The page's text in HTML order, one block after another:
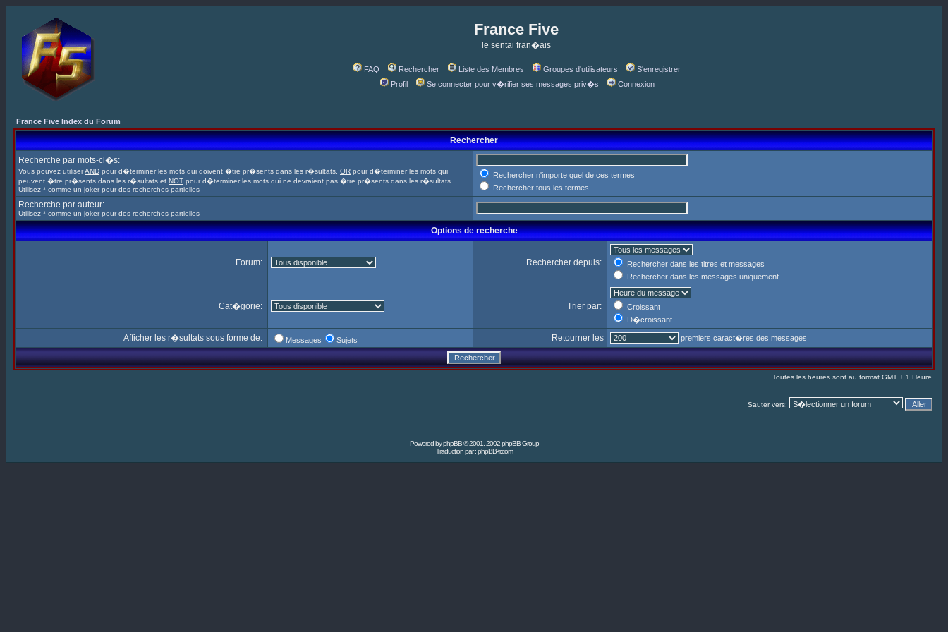
France Five
le sentai fran�ais
FAQ Rechercher Liste des Membres Groupes d'utilisateurs
S'enregistrer
Profil
Se connecter pour v�rifier ses messages priv�s Connexion
France Five Index du Forum
Rechercher
Recherche par mots-cl�s:
Vous pouvez utiliserAND pour d�terminer les mots qui doivent �tre pr�sents dans les r�sultats, OR pour d�terminer les mots qui
peuvent �tre pr�sents dans les r�sultats et NOT pour d�terminer les mots qui ne devraient pas �tre pr�sents dans les r�sultats.
Utilisez * comme un joker pour des recherches partielles
Rechercher n'importe quel de ces termes
Rechercher tous les termes
Recherche par auteur:
Utilisez * comme un joker pour des recherches partielles
Options de recherche
Forum: Rechercher depuis:
Rechercher dans les titres et messages
Rechercher dans les messages uniquement
Cat�gorie: Trier par:
Croissant
D�croissant
Afficher les r�sultats sous forme de: Messages Sujets Retourner les premiers caract�res des messages
Toutes les heures sont au format GMT + 1 Heure
Sauter vers:
Powered byphpBB© 2001, 2002 phpBB Group
Traduction par :phpBB-fr.com